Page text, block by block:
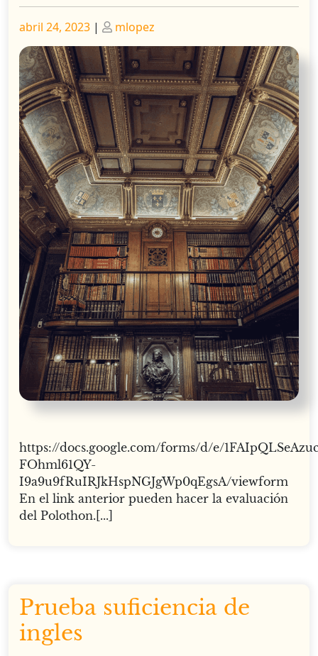
Publicado
abril 24, 2023 | Publicado
mlopez
https://docs.google.com/forms/d/e/
FOhml61QY-
I9a9u9fRuIRJkHspNGJgWp0qEgsA/viewform
En el link anterior pueden hacer la evaluación
del Polothon.[...]
Prueba suficiencia de
ingles